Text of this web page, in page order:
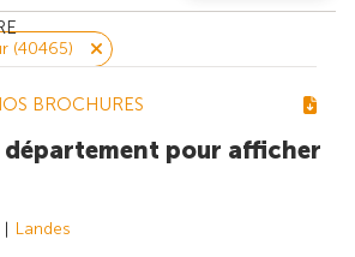
BROCHURES
(40465)
département pour afficher
Landes